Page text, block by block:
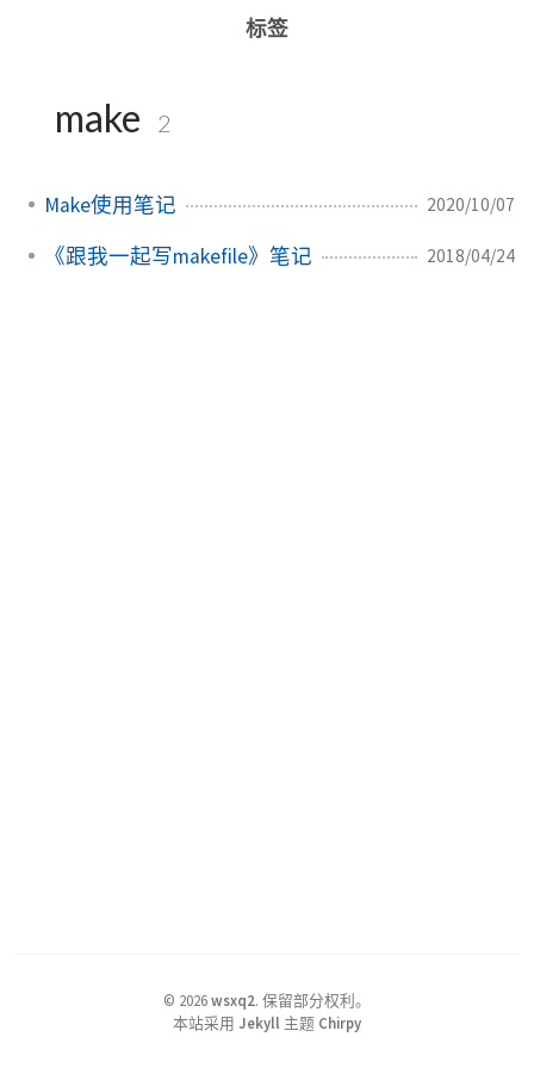
标签
make 2
Make使用笔记 2020/10/07
《跟我一起写makefile》笔记 2018/04/24
© 2026wsxq2. 保留部分权利。
本站采用 Jekyll 主题 Chirpy